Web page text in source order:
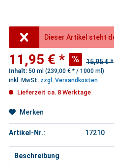
Dieser Artikel steht
11,95 € * 15,95 € *
Inhalt: 50 ml (239,00 € * / 1000 ml)
inkl. MwSt. zzgl. Versandkosten
Lieferzeit ca. 8 Werktage
Merken
Artikel-Nr.: 17210
Beschreibung